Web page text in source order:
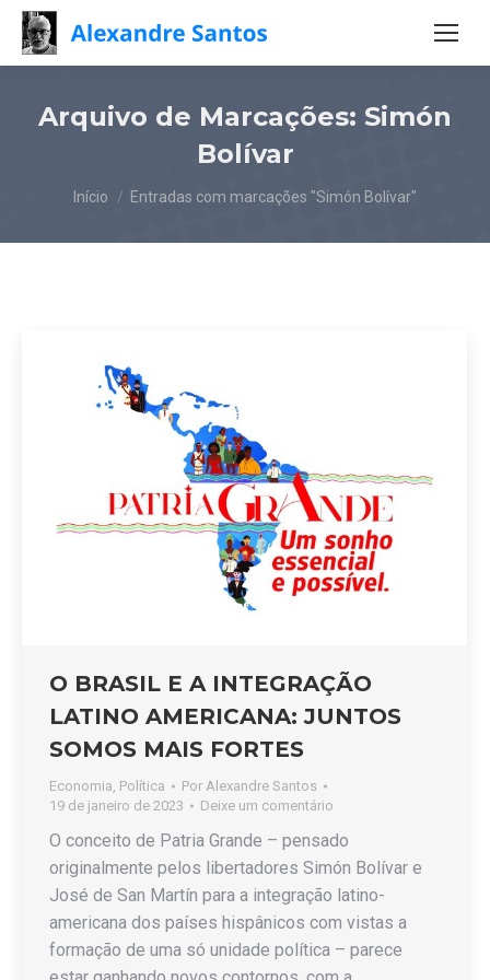
Arquivo de Marcações: Simón
Bolívar
Você está aqui:
Início Entradas com marcações "Simón Bolívar"
O BRASIL E A INTEGRAÇÃO
LATINO AMERICANA: JUNTOS
SOMOS MAIS FORTES
Economia, Política Por Alexandre Santos
19 de janeiro de 2023
Deixe um comentário
O conceito de Patria Grande – pensado
originalmente pelos libertadores Simón Bolívar e
José de San Martín para a integração latino-
americana dos países hispânicos com vistas a
formação de uma só unidade política – parece